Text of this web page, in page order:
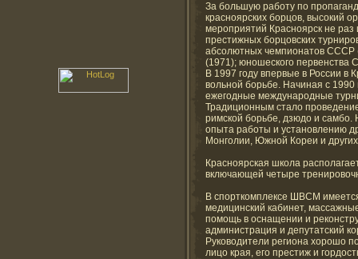
За большую работу по
красноярских борцов, высокий
мероприятий Красноярск не
престижных борцовских
абсолютных чемпионатов СССР
(1971); юношеского
В 1997 году впервые в России в
вольной борьбе. Начиная с 1990
ежегодные международные
Традиционным стало
римской борьбе, дзюдо и
опыта работы и установлению
Монголии, Южной Кореи и
Красноярская школа
включающей четыре
В спорткомплексе ШВСМ
медицинский кабинет,
помощь в оснащении и
администрация и депутатский
Руководители региона хорошо
лицо края, его престиж и